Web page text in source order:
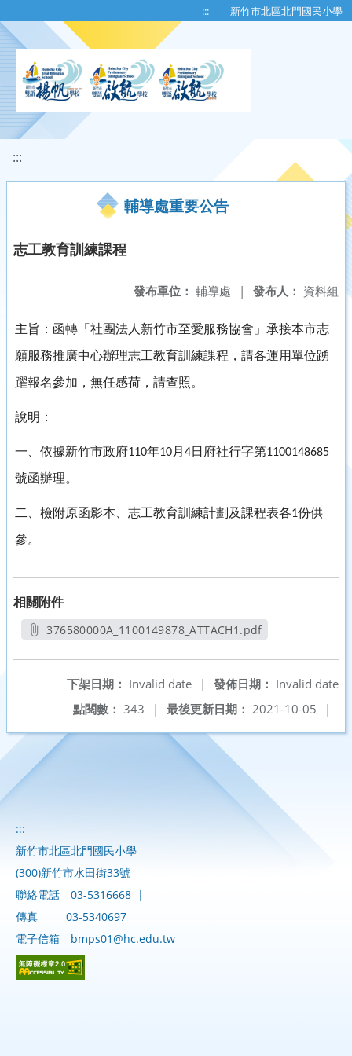
::: 新竹市北區北門國民小學
:::
輔導處重要公告
志工教育訓練課程
發布人： 資料組
發布單位： 輔導處 |
主旨：函轉「社團法人新竹市至愛服務協會」承接本市志
願服務推廣中心辦理志工教育訓練課程，請各運用單位踴
躍報名參加，無任感荷，請查照。
說明：
一、依據新竹市政府110年10月 4日府社行字第1100148685
號函辦理。
二、檢附原函影本、志工教育訓練計劃及課程表各1份供
參。
相關附件
376580000A_1100149878_ATTACH1.pdf
發佈日期： Invalid date
下架日期： Invalid date
|
最後更新日期： 2021-10-05 |
點閱數： 343 |
:::
新竹市北區北門國民小學
(300)新竹市水田街33號
聯絡電話
03-5316668 |
傳真
03-5340697
電子信箱
bmps01@hc.edu.tw